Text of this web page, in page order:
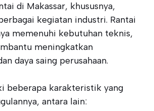
di Makassar, khususnya,
kegiatan industri. Rantai
memenuhi kebutuhan teknis,
meningkatkan
daya saing perusahaan.
beberapa karakteristik yang
antara lain: